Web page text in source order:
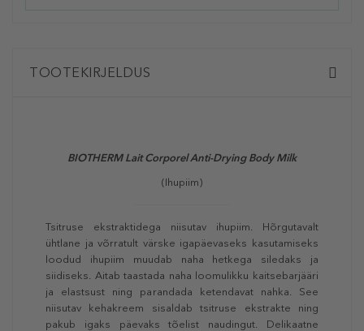
TOOTEKIRJELDUS
BIOTHERM Lait Corporel Anti-Drying Body Milk
(Ihupiim)
Tsitruse ekstraktidega niisutav ihupiim. Hõrgutavalt
ühtlane ja võrratult värske igapäevaseks kasutamiseks
loodud ihupiim muudab naha hetkega siledaks ja
siidiseks. Aitab taastada naha loomulikku kaitsebarjääri
ja elastsust ning parandada ketendavat nahka. See
niisutav kehakreem sisaldab tsitruse ekstrakte ning
pakub igaks päevaks tõelist naudingut. Delikaatne